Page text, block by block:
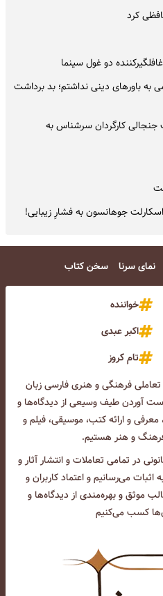
کرد
دو غول سینما
باورهای دینی نداشتم؛ بد برداشت
جنجالی کارگردان سرشناس به
جوهانسون به فشارِ زیبایی!
نمای سرنا سخن کتاب
خواننده
اکبر عبدی
تام کروز
فرهنگی و هنری فارسی زبان
آوردن طیف وسیعی از دیدگاه‌ها و
معرفی و ارائه کتب، موسیقی، فیلم و
فرهنگ و هنر هستیم.
در تمامی تعاملات و انتشار آثار و
اثبات می‌رسانیم و اعتماد کاربران و
موثق و بهره‌مندی از دیدگاه‌ها و
کسب می‌کنیم